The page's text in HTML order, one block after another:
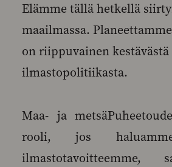
Elämme tällä hetkellä
maailmassa.
on riippuvainen kestävästä
ilmastopolitiikasta.
Maa- ja
rooli, jos
ilmastotavoitteemme,